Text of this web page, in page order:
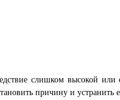
слишком высокой
причину и устранить